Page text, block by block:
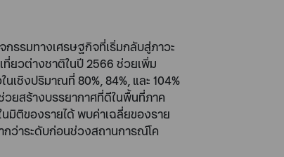
รรมทางเศรษฐกิจที่เริ่มกลับสู่ภาวะ
ยวต่างชาติในปี 2566 ช่วยเพิ่ม
ชิงปริมาณที่ 80%, 84%, และ 104%
ยสร้างบรรยากาศที่ดีในพื้นที่ภาค
มิติของรายได้ พบค่าเฉลี่ยของราย
ว่าระดับก่อนช่วงสถานการณ์โค